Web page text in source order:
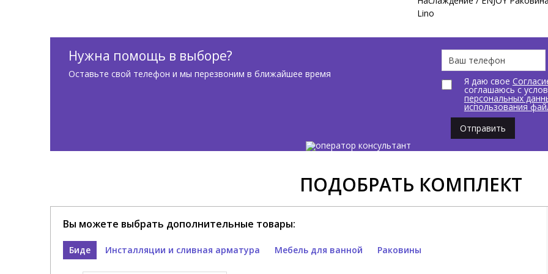
Lino
Нужна помощь в выборе?
Оставьте свой телефон и мы перезвоним в ближайшее время
Я даю свое
соглашаюсь с
персональных
использования
Отправить
ПОДОБРАТЬ КОМПЛЕКТ
Вы можете выбрать дополнительные товары:
Биде Инсталляции и сливная арматура Мебель для ванной Раковины